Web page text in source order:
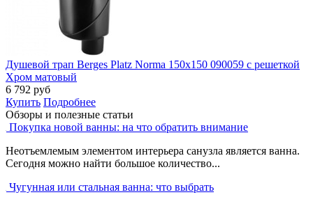
Душевой трап Berges Platz Norma 150x150 090059 с решеткой
Хром матовый
6 792 руб
Купить Подробнее
Обзоры и полезные статьи
Покупка новой ванны: на что обратить внимание
Неотъемлемым элементом интерьера санузла является ванна.
Сегодня можно найти большое количество...
Чугунная или стальная ванна: что выбрать